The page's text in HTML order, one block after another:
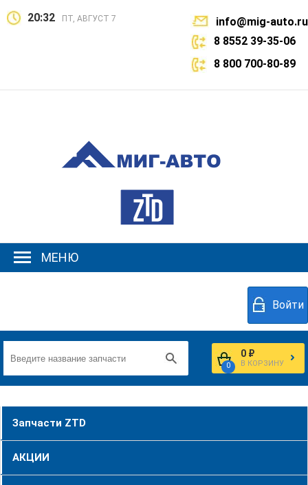
20:32 ПТ, АВГУСТ 7
info@mig-auto.ru
8 8552 39-35-06
8 800 700-80-89
МЕНЮ
Войти
0
0 ₽
В КОРЗИНУ
Запчасти ZTD
АКЦИИ